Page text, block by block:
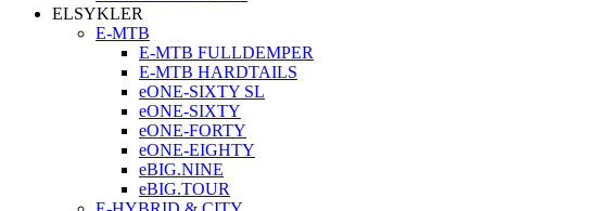
ELSYKLER
E-MTB
E-MTB FULLDEMPER
E-MTB HARDTAILS
eONE-SIXTY SL
eONE-SIXTY
eONE-FORTY
eONE-EIGHTY
eBIG.NINE
eBIG.TOUR